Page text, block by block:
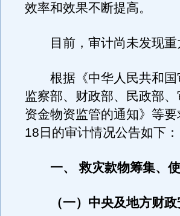
效率和效果不断提高。
目前，审计尚未发现重
根据《中华人民共和国
监察部、财政部、民政部
资金物资监管的通知》等
18日的审计情况公告如下：
一、 救灾款物筹集、使
（一）中央及地方财政